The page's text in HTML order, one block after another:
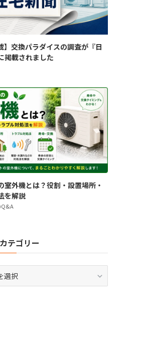
】交換パラダイスの調査が『日
掲載されました
室外機とは？役割・設置場所・
を解説
Q&A
テゴリー